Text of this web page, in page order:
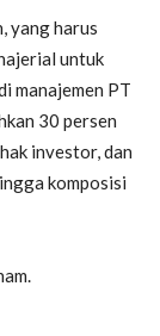
yang harus
untuk
manajemen PT
30 persen
investor, dan
komposisi